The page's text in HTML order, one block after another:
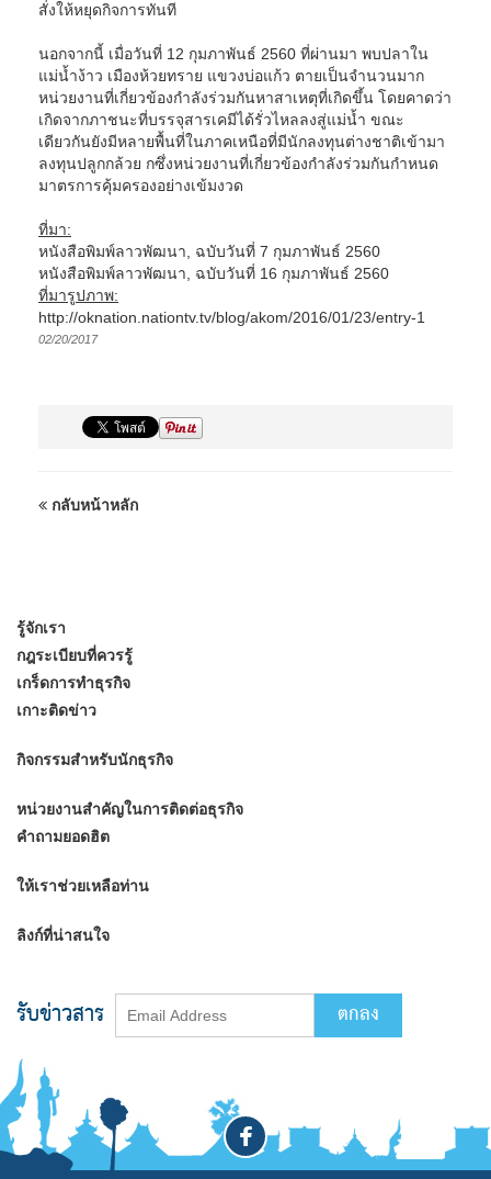
สั่งให้หยุดกิจการทันที
นอกจากนี้ เมื่อวันที่ 12 กุมภาพันธ์ 2560 ที่ผ่านมา พบปลาใน
แม่น้ำง้าว เมืองห้วยทราย แขวงบ่อแก้ว ตายเป็นจำนวนมาก
หน่วยงานที่เกี่ยวข้องกำลังร่วมกันหาสาเหตุที่เกิดขึ้น โดยคาดว่า
เกิดจากภาชนะที่บรรจุสารเคมีได้รั่วไหลลงสู่แม่น้ำ ขณะ
เดียวกันยังมีหลายพื้นที่ในภาคเหนือที่มีนักลงทุนต่างชาติเข้ามา
ลงทุนปลูกกล้วย กซึ่งหน่วยงานที่เกี่ยวข้องกำลังร่วมกันกำหนด
มาตรการคุ้มครองอย่างเข้มงวด
ที่มา:
หนังสือพิมพ์ลาวพัฒนา, ฉบับวันที่ 7 กุมภาพันธ์ 2560
หนังสือพิมพ์ลาวพัฒนา, ฉบับวันที่ 16 กุมภาพันธ์ 2560
ที่มารูปภาพ:
http://oknation.nationtv.tv/blog/akom/2016/01/23/entry-1
02/20/2017
กลับหน้าหลัก
รู้จักเรา
กฎระเบียบที่ควรรู้
เกร็ดการทำธุรกิจ
เกาะติดข่าว
กิจกรรมสำหรับนักธุรกิจ
หน่วยงานสำคัญในการติดต่อธุรกิจ
คำถามยอดฮิต
ให้เราช่วยเหลือท่าน
ลิงก์ที่น่าสนใจ
รับข่าวสาร